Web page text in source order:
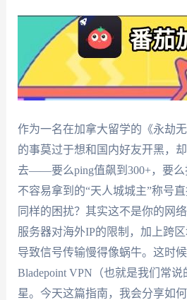
作为一名在加拿大留学的《永劫
的事莫过于想和国内好友开黑，
去——要么ping值飙到300+，要么
不容易拿到的“天人城城主”称号
同样的困扰？其实这不是你的网
服务器对海外IP的限制，加上跨区
导致信号传输慢得像蜗牛。这时
Bladepoint VPN（也就是我们常
星。今天这篇指南，我会分享如